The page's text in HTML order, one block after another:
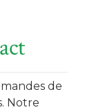
de
Notre